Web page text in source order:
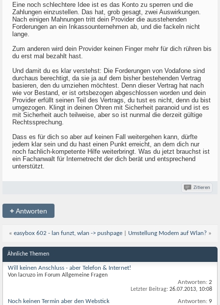
Eine noch schlechtere Idee ist es das Konto zu sperren und die
Zahlungen einzustellen. Das hat, grob gesagt, zwei Auswirkungen.
Nach einigen Mahnungen tritt dein Provider die ausstehenden
Forderungen an ein Inkassounternehmen ab, und die fackeln nicht
lange.
Zum anderen wird dein Provider keinen Finger mehr für dich rühren bis
du erst mal bezahlt hast.
Und damit du es klar verstehst: Die Forderungen von Vodafone sind
durchaus berechtigt, da sie ja auf dem bisher bestehenden Vertrag
basieren, den du umziehen möchtest. Denn dieser Vertrag hat nach
wie vor Bestand, er ist ortsbezogen abgeschlossen worden und dein
Provider erfüllt seinen Teil des Vertrags, du tust es nicht, denn du bist
umgezogen. Klingt in deinen Ohren mit Sicherheit paranoid und ist es
mit Sicherheit auch teilweise, aber so ist nunmal die derzeit gültige
Rechtssprechung.
Dass es für dich so aber auf keinen Fall weitergehen kann, dürfte
jedem klar sein und du hast einen Punkt erreicht, an dem dich nur
noch fachlich-kompetente Hilfe weiterbringt. Was du jetzt brauchst ist
ein Fachanwalt für Internetrecht der dich berät und entsprechend
unterstützt.
Zitieren
+Antworten
« easybox 602 - lan funzt, wlan -> pushpage| Umstellung Modem auf Wlan? »
Ähnliche Themen
Will keinen Anschluss - aber Telefon & Internet!
Von lacruzo im Forum Allgemeine Fragen
Antworten: 2
Letzter Beitrag: 26.07.2013, 10:08
Noch keinen Termin aber den Webstick Antworten: 9